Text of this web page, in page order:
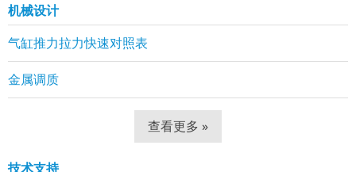
机械设计
气缸推力拉力快速对照表
金属调质
查看更多 »
技术支持